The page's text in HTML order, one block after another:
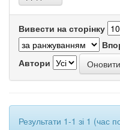
Вивести на сторінку
Автори
Результати 1-1 зі 1 (час